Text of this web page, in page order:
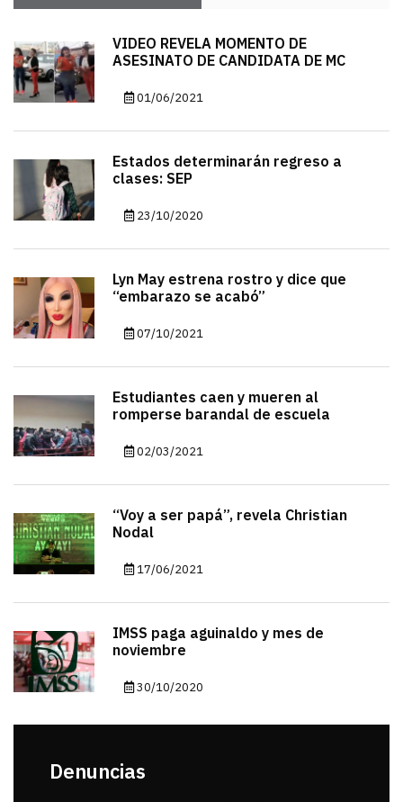
VIDEO REVELA MOMENTO DE
ASESINATO DE CANDIDATA DE MC
01/06/2021
Estados determinarán regreso a
clases: SEP
23/10/2020
Lyn May estrena rostro y dice que
“embarazo se acabó”
07/10/2021
Estudiantes caen y mueren al
romperse barandal de escuela
02/03/2021
“Voy a ser papá”, revela Christian
Nodal
17/06/2021
IMSS paga aguinaldo y mes de
noviembre
30/10/2020
Denuncias